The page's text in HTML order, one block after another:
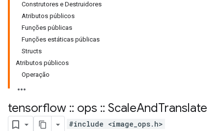
Construtores e Destruidores
Atributos públicos
Funções públicas
Funções estáticas públicas
Structs
Atributos públicos
Operação
tensorflow :: ops :: ScaleAndTranslate
#include <image_ops.h>